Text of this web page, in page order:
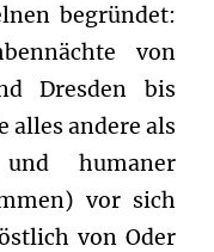
begründet:
von
Dresden bis
alles andere als
humaner
vor sich
von Oder